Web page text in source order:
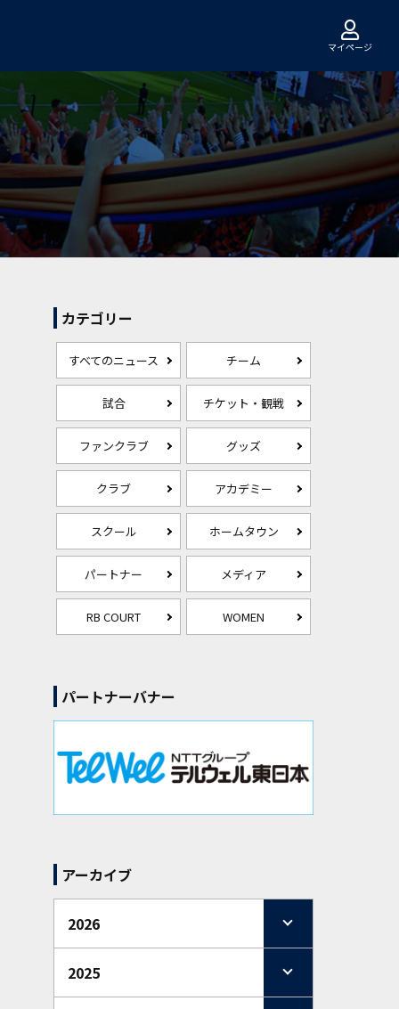
マイページ
カテゴリー
すべてのニュース チーム
試合 チケット・観戦
ファンクラブ グッズ
クラブ アカデミー
スクール ホームタウン
パートナー メディア
RB COURT WOMEN
パートナーバナー
アーカイブ
2026
2025